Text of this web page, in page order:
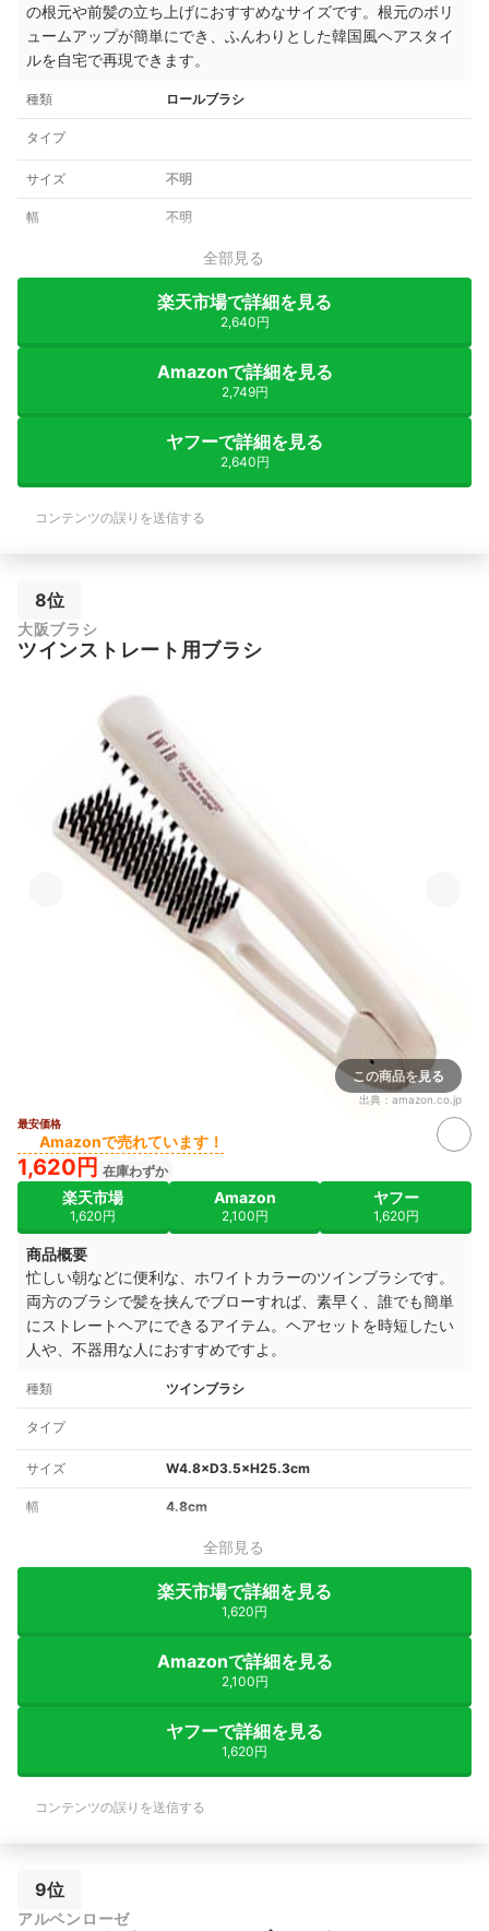
の根元や前髪の立ち上げにおすすめなサイズです。根元のボリ
ュームアップが簡単にでき、ふんわりとした韓国風ヘアスタイ
ルを自宅で再現できます。
種類 ロールブラシ
タイプ
サイズ 不明
幅 不明
全部見る
楽天市場で詳細を見る
2,640円
Amazonで詳細を見る
2,749円
ヤフーで詳細を見る
2,640円
コンテンツの誤りを送信する
8位
大阪ブラシ
ツインストレート用ブラシ
この商品を見る
出典： amazon.co.jp
最安価格
Amazonで売れています！
1,620円 在庫わずか
楽天市場
1,620円
Amazon
2,100円
ヤフー
1,620円
商品概要
忙しい朝などに便利な、ホワイトカラーのツインブラシです。
両方のブラシで髪を挟んでブローすれば、素早く、誰でも簡単
にストレートヘアにできるアイテム。ヘアセットを時短したい
人や、不器用な人におすすめですよ。
種類 ツインブラシ
タイプ
サイズ W4.8×D3.5×H25.3cm
幅 4.8cm
全部見る
楽天市場で詳細を見る
1,620円
Amazonで詳細を見る
2,100円
ヤフーで詳細を見る
1,620円
コンテンツの誤りを送信する
9位
アルペンローゼ